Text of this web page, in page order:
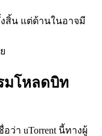
สิ้น แต่ด้านในอาจมี
มโหลดบิท
ว่า uTorrent นี้ทางผู้